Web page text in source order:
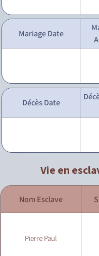
Mariage Date
Décès Date
Vie en
Nom Esclave
Pierre Paul